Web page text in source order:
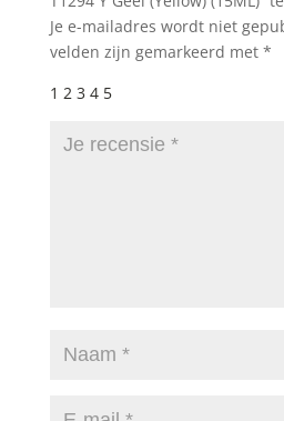
Je e-mailadres wordt niet
velden zijn gemarkeerd met *
1 2 3 4 5